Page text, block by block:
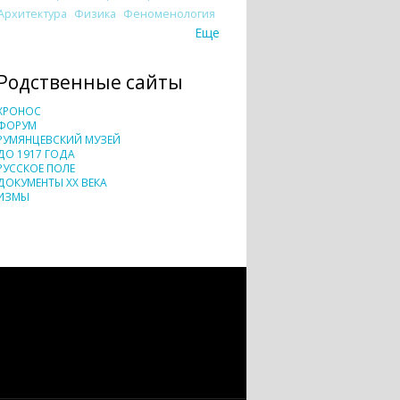
Физика Феноменология
Еще
сайты
МУЗЕЙ
1917 ГОДА
ПОЛЕ
XX ВЕКА